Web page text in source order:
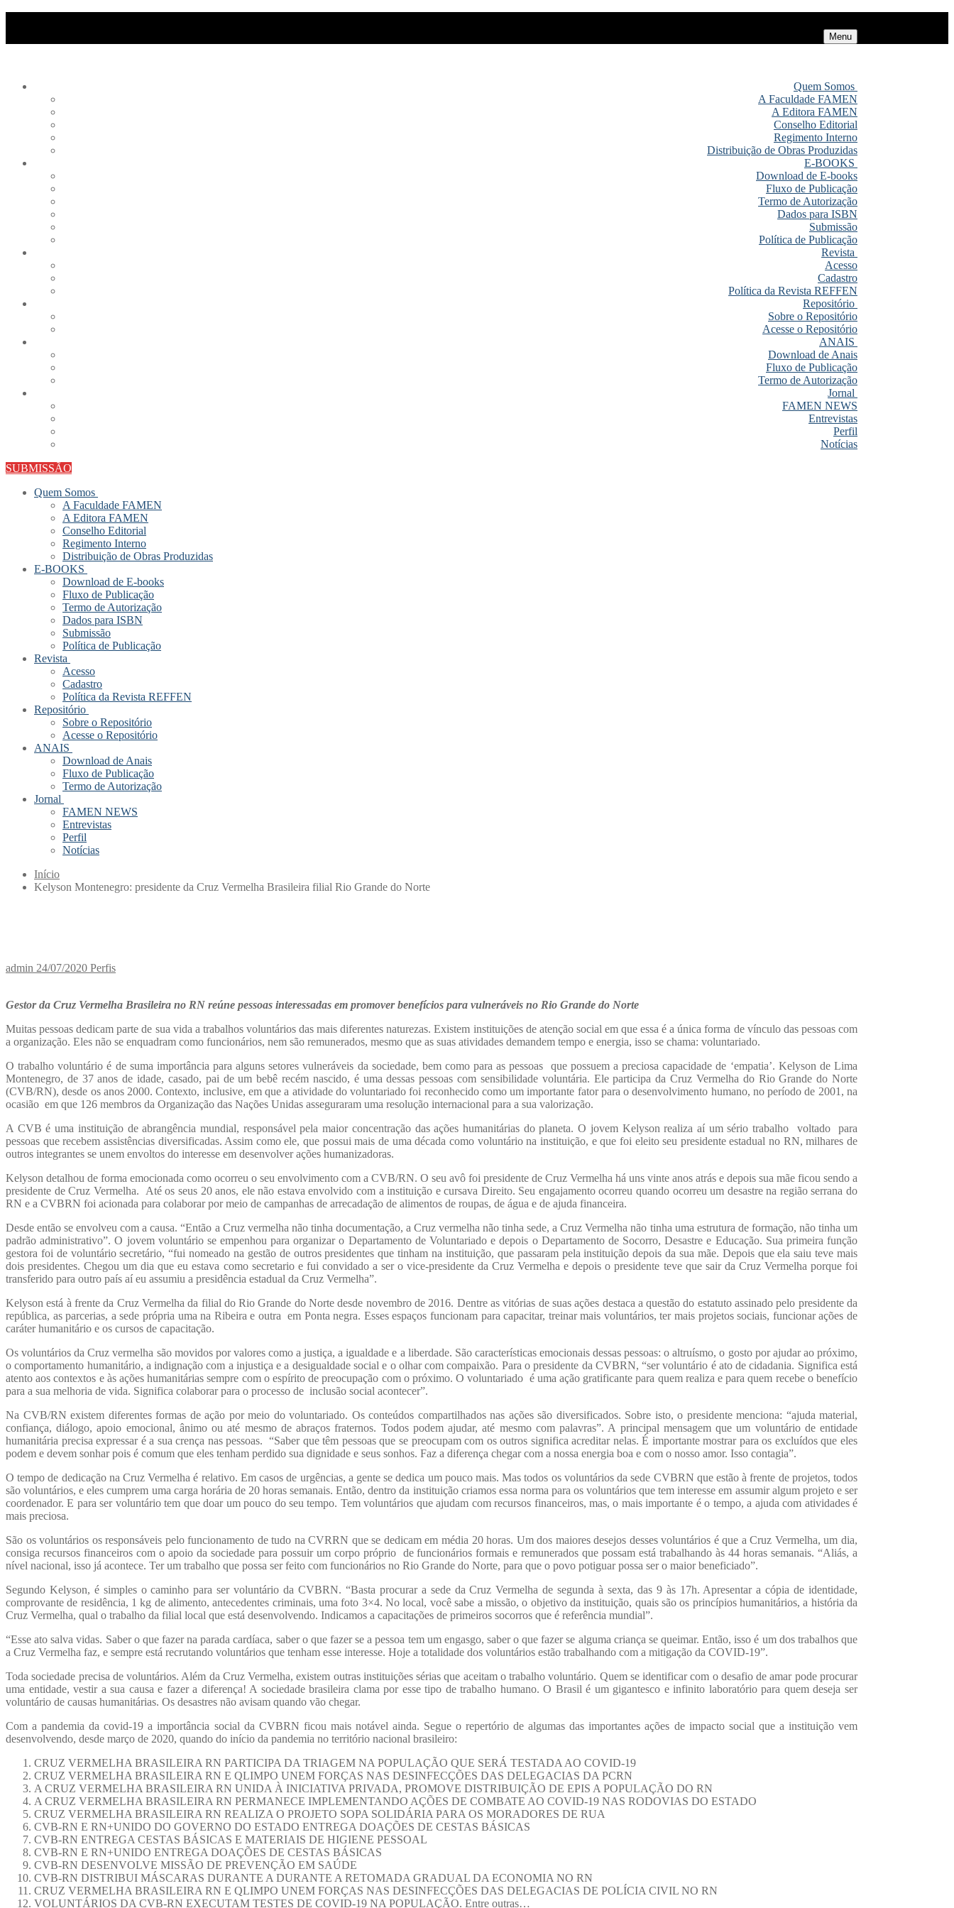
Menu
Quem Somos
A Faculdade FAMEN
A Editora FAMEN
Conselho Editorial
Regimento Interno
Distribuição de Obras Produzidas
E-BOOKS
Download de E-books
Fluxo de Publicação
Termo de Autorização
Dados para ISBN
Submissão
Política de Publicação
Revista
Acesso
Cadastro
Política da Revista REFFEN
Repositório
Sobre o Repositório
Acesse o Repositório
ANAIS
Download de Anais
Fluxo de Publicação
Termo de Autorização
Jornal
FAMEN NEWS
Entrevistas
Perfil
Notícias
SUBMISSÃO
Quem Somos
A Faculdade FAMEN
A Editora FAMEN
Conselho Editorial
Regimento Interno
Distribuição de Obras Produzidas
E-BOOKS
Download de E-books
Fluxo de Publicação
Termo de Autorização
Dados para ISBN
Submissão
Política de Publicação
Revista
Acesso
Cadastro
Política da Revista REFFEN
Repositório
Sobre o Repositório
Acesse o Repositório
ANAIS
Download de Anais
Fluxo de Publicação
Termo de Autorização
Jornal
FAMEN NEWS
Entrevistas
Perfil
Notícias
Início
Kelyson Montenegro: presidente da Cruz Vermelha Brasileira filial Rio Grande do Norte
admin 24/07/2020 Perfis
Gestor da Cruz Vermelha Brasileira no RN reúne pessoas interessadas em promover benefícios para vulneráveis no Rio Grande do Norte
Muitas pessoas dedicam parte de sua vida a trabalhos voluntários das mais diferentes naturezas. Existem instituições de atenção social em que essa é a única forma de vínculo das pessoas com
a organização. Eles não se enquadram como funcionários, nem são remunerados, mesmo que as suas atividades demandem tempo e energia, isso se chama: voluntariado.
O trabalho voluntário é de suma importância para alguns setores vulneráveis da sociedade, bem como para as pessoas que possuem a preciosa capacidade de ‘empatia’. Kelyson de Lima
Montenegro, de 37 anos de idade, casado, pai de um bebê recém nascido, é uma dessas pessoas com sensibilidade voluntária. Ele participa da Cruz Vermelha do Rio Grande do Norte
(CVB/RN), desde os anos 2000. Contexto, inclusive, em que a atividade do voluntariado foi reconhecido como um importante fator para o desenvolvimento humano, no período de 2001, na
ocasião em que 126 membros da Organização das Nações Unidas asseguraram uma resolução internacional para a sua valorização.
A CVB é uma instituição de abrangência mundial, responsável pela maior concentração das ações humanitárias do planeta. O jovem Kelyson realiza aí um sério trabalho voltado para
pessoas que recebem assistências diversificadas. Assim como ele, que possui mais de uma década como voluntário na instituição, e que foi eleito seu presidente estadual no RN, milhares de
outros integrantes se unem envoltos do interesse em desenvolver ações humanizadoras.
Kelyson detalhou de forma emocionada como ocorreu o seu envolvimento com a CVB/RN. O seu avô foi presidente de Cruz Vermelha há uns vinte anos atrás e depois sua mãe ficou sendo a
presidente de Cruz Vermelha. Até os seus 20 anos, ele não estava envolvido com a instituição e cursava Direito. Seu engajamento ocorreu quando ocorreu um desastre na região serrana do
RN e a CVBRN foi acionada para colaborar por meio de campanhas de arrecadação de alimentos de roupas, de água e de ajuda financeira.
Desde então se envolveu com a causa. “Então a Cruz vermelha não tinha documentação, a Cruz vermelha não tinha sede, a Cruz Vermelha não tinha uma estrutura de formação, não tinha um
padrão administrativo”. O jovem voluntário se empenhou para organizar o Departamento de Voluntariado e depois o Departamento de Socorro, Desastre e Educação. Sua primeira função
gestora foi de voluntário secretário, “fui nomeado na gestão de outros presidentes que tinham na instituição, que passaram pela instituição depois da sua mãe. Depois que ela saiu teve mais
dois presidentes. Chegou um dia que eu estava como secretario e fui convidado a ser o vice-presidente da Cruz Vermelha e depois o presidente teve que sair da Cruz Vermelha porque foi
transferido para outro país aí eu assumiu a presidência estadual da Cruz Vermelha”.
Kelyson está à frente da Cruz Vermelha da filial do Rio Grande do Norte desde novembro de 2016. Dentre as vitórias de suas ações destaca a questão do estatuto assinado pelo presidente da
república, as parcerias, a sede própria uma na Ribeira e outra em Ponta negra. Esses espaços funcionam para capacitar, treinar mais voluntários, ter mais projetos sociais, funcionar ações de
caráter humanitário e os cursos de capacitação.
Os voluntários da Cruz vermelha são movidos por valores como a justiça, a igualdade e a liberdade. São características emocionais dessas pessoas: o altruísmo, o gosto por ajudar ao próximo,
o comportamento humanitário, a indignação com a injustiça e a desigualdade social e o olhar com compaixão. Para o presidente da CVBRN, “ser voluntário é ato de cidadania. Significa está
atento aos contextos e às ações humanitárias sempre com o espírito de preocupação com o próximo. O voluntariado é uma ação gratificante para quem realiza e para quem recebe o benefício
para a sua melhoria de vida. Significa colaborar para o processo de inclusão social acontecer”.
Na CVB/RN existem diferentes formas de ação por meio do voluntariado. Os conteúdos compartilhados nas ações são diversificados. Sobre isto, o presidente menciona: “ajuda material,
confiança, diálogo, apoio emocional, ânimo ou até mesmo de abraços fraternos. Todos podem ajudar, até mesmo com palavras”. A principal mensagem que um voluntário de entidade
humanitária precisa expressar é a sua crença nas pessoas. “Saber que têm pessoas que se preocupam com os outros significa acreditar nelas. É importante mostrar para os excluídos que eles
podem e devem sonhar pois é comum que eles tenham perdido sua dignidade e seus sonhos. Faz a diferença chegar com a nossa energia boa e com o nosso amor. Isso contagia”.
O tempo de dedicação na Cruz Vermelha é relativo. Em casos de urgências, a gente se dedica um pouco mais. Mas todos os voluntários da sede CVBRN que estão à frente de projetos, todos
são voluntários, e eles cumprem uma carga horária de 20 horas semanais. Então, dentro da instituição criamos essa norma para os voluntários que tem interesse em assumir algum projeto e ser
coordenador. E para ser voluntário tem que doar um pouco do seu tempo. Tem voluntários que ajudam com recursos financeiros, mas, o mais importante é o tempo, a ajuda com atividades é
mais preciosa.
São os voluntários os responsáveis pelo funcionamento de tudo na CVRRN que se dedicam em média 20 horas. Um dos maiores desejos desses voluntários é que a Cruz Vermelha, um dia,
consiga recursos financeiros com o apoio da sociedade para possuir um corpo próprio de funcionários formais e remunerados que possam está trabalhando às 44 horas semanais. “Aliás, a
nível nacional, isso já acontece. Ter um trabalho que possa ser feito com funcionários no Rio Grande do Norte, para que o povo potiguar possa ser o maior beneficiado”.
Segundo Kelyson, é simples o caminho para ser voluntário da CVBRN. “Basta procurar a sede da Cruz Vermelha de segunda à sexta, das 9 às 17h. Apresentar a cópia de identidade,
comprovante de residência, 1 kg de alimento, antecedentes criminais, uma foto 3×4. No local, você sabe a missão, o objetivo da instituição, quais são os princípios humanitários, a história da
Cruz Vermelha, qual o trabalho da filial local que está desenvolvendo. Indicamos a capacitações de primeiros socorros que é referência mundial”.
“Esse ato salva vidas. Saber o que fazer na parada cardíaca, saber o que fazer se a pessoa tem um engasgo, saber o que fazer se alguma criança se queimar. Então, isso é um dos trabalhos que
a Cruz Vermelha faz, e sempre está recrutando voluntários que tenham esse interesse. Hoje a totalidade dos voluntários estão trabalhando com a mitigação da COVID-19”.
Toda sociedade precisa de voluntários. Além da Cruz Vermelha, existem outras instituições sérias que aceitam o trabalho voluntário. Quem se identificar com o desafio de amar pode procurar
uma entidade, vestir a sua causa e fazer a diferença! A sociedade brasileira clama por esse tipo de trabalho humano. O Brasil é um gigantesco e infinito laboratório para quem deseja ser
voluntário de causas humanitárias. Os desastres não avisam quando vão chegar.
Com a pandemia da covid-19 a importância social da CVBRN ficou mais notável ainda. Segue o repertório de algumas das importantes ações de impacto social que a instituição vem
desenvolvendo, desde março de 2020, quando do início da pandemia no território nacional brasileiro:
CRUZ VERMELHA BRASILEIRA RN PARTICIPA DA TRIAGEM NA POPULAÇÃO QUE SERÁ TESTADA AO COVID-19
CRUZ VERMELHA BRASILEIRA RN E QLIMPO UNEM FORÇAS NAS DESINFECÇÕES DAS DELEGACIAS DA PCRN
A CRUZ VERMELHA BRASILEIRA RN UNIDA À INICIATIVA PRIVADA, PROMOVE DISTRIBUIÇÃO DE EPIS A POPULAÇÃO DO RN
A CRUZ VERMELHA BRASILEIRA RN PERMANECE IMPLEMENTANDO AÇÕES DE COMBATE AO COVID-19 NAS RODOVIAS DO ESTADO
CRUZ VERMELHA BRASILEIRA RN REALIZA O PROJETO SOPA SOLIDÁRIA PARA OS MORADORES DE RUA
CVB-RN E RN+UNIDO DO GOVERNO DO ESTADO ENTREGA DOAÇÕES DE CESTAS BÁSICAS
CVB-RN ENTREGA CESTAS BÁSICAS E MATERIAIS DE HIGIENE PESSOAL
CVB-RN E RN+UNIDO ENTREGA DOAÇÕES DE CESTAS BÁSICAS
CVB-RN DESENVOLVE MISSÃO DE PREVENÇÃO EM SAÚDE
CVB-RN DISTRIBUI MÁSCARAS DURANTE A DURANTE A RETOMADA GRADUAL DA ECONOMIA NO RN
CRUZ VERMELHA BRASILEIRA RN E QLIMPO UNEM FORÇAS NAS DESINFECÇÕES DAS DELEGACIAS DE POLÍCIA CIVIL NO RN
VOLUNTÁRIOS DA CVB-RN EXECUTAM TESTES DE COVID-19 NA POPULAÇÃO. Entre outras…